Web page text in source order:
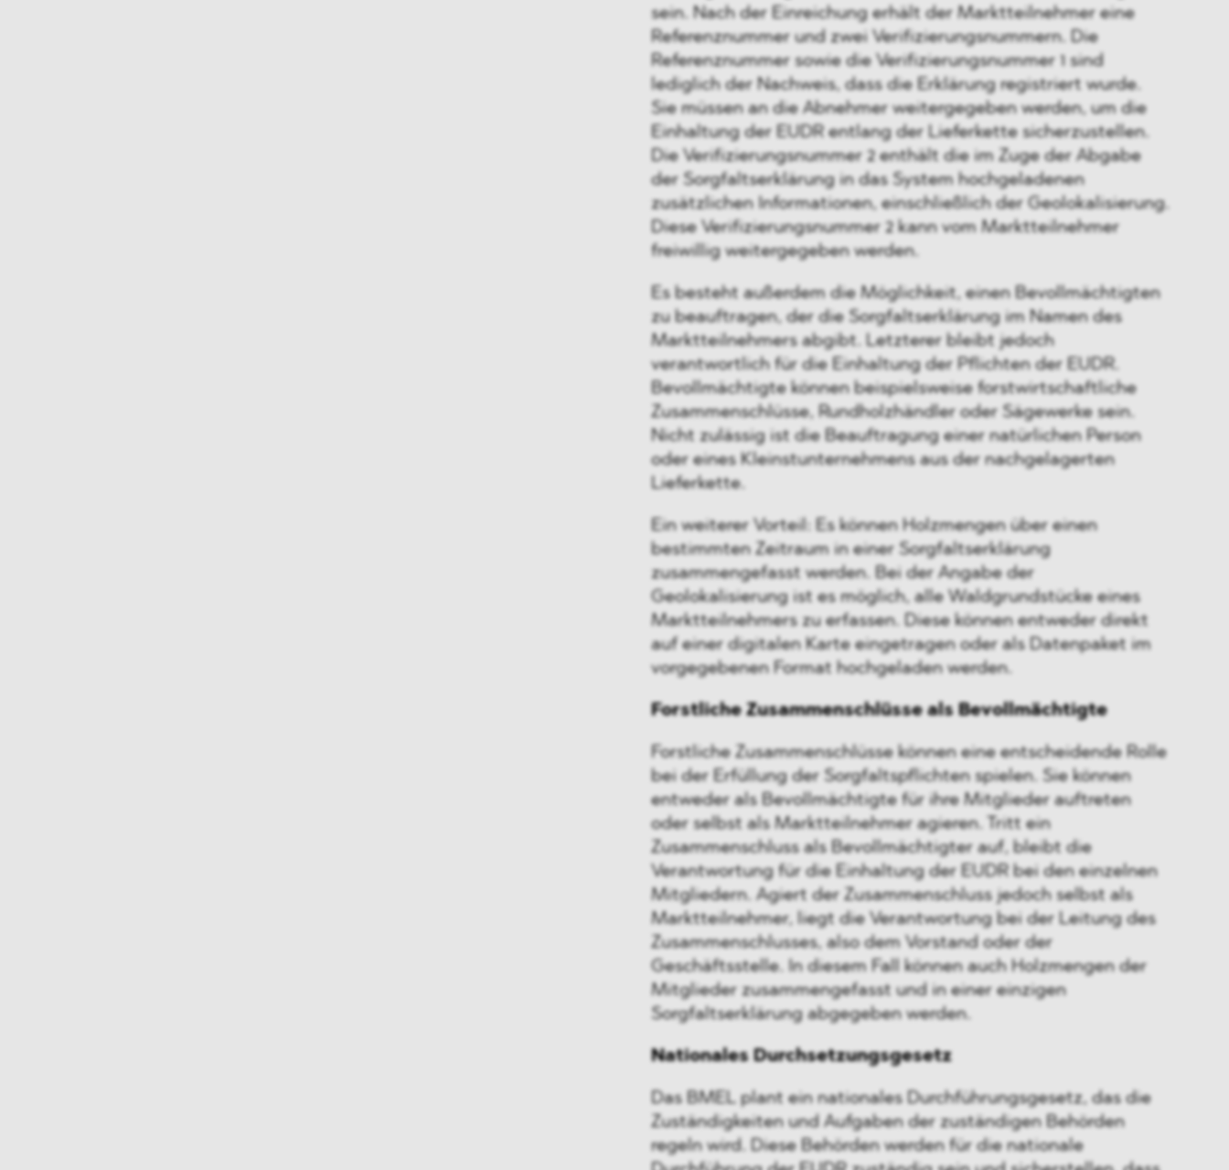
sein. Nach der Einreichung erhält der Marktteilnehmer eine
Referenznummer und zwei Verifizierungsnummern. Die
Referenznummer sowie die Verifizierungsnummer 1 sind
lediglich der Nachweis, dass die Erklärung registriert wurde.
Sie müssen an die Abnehmer weitergegeben werden, um die
Einhaltung der EUDR entlang der Lieferkette sicherzustellen.
Die Verifizierungsnummer 2 enthält die im Zuge der Abgabe
der Sorgfaltserklärung in das System hochgeladenen
zusätzlichen Informationen, einschließlich der Geolokalisierung.
Diese Verifizierungsnummer 2 kann vom Marktteilnehmer
freiwillig weitergegeben werden.
Es besteht außerdem die Möglichkeit, einen Bevollmächtigten
zu beauftragen, der die Sorgfaltserklärung im Namen des
Marktteilnehmers abgibt. Letzterer bleibt jedoch
verantwortlich für die Einhaltung der Pflichten der EUDR.
Bevollmächtigte können beispielsweise forstwirtschaftliche
Zusammenschlüsse, Rundholzhändler oder Sägewerke sein.
Nicht zulässig ist die Beauftragung einer natürlichen Person
oder eines Kleinstunternehmens aus der nachgelagerten
Lieferkette.
Ein weiterer Vorteil: Es können Holzmengen über einen
bestimmten Zeitraum in einer Sorgfaltserklärung
zusammengefasst werden. Bei der Angabe der
Geolokalisierung ist es möglich, alle Waldgrundstücke eines
Marktteilnehmers zu erfassen. Diese können entweder direkt
auf einer digitalen Karte eingetragen oder als Datenpaket im
vorgegebenen Format hochgeladen werden.
Forstliche Zusammenschlüsse als Bevollmächtigte
Forstliche Zusammenschlüsse können eine entscheidende Rolle
bei der Erfüllung der Sorgfaltspflichten spielen. Sie können
entweder als Bevollmächtigte für ihre Mitglieder auftreten
oder selbst als Marktteilnehmer agieren. Tritt ein
Zusammenschluss als Bevollmächtigter auf, bleibt die
Verantwortung für die Einhaltung der EUDR bei den einzelnen
Mitgliedern. Agiert der Zusammenschluss jedoch selbst als
Marktteilnehmer, liegt die Verantwortung bei der Leitung des
Zusammenschlusses, also dem Vorstand oder der
Geschäftsstelle. In diesem Fall können auch Holzmengen der
Mitglieder zusammengefasst und in einer einzigen
Sorgfaltserklärung abgegeben werden.
Nationales Durchsetzungsgesetz
Das BMEL plant ein nationales Durchführungsgesetz, das die
Zuständigkeiten und Aufgaben der zuständigen Behörden
regeln wird. Diese Behörden werden für die nationale